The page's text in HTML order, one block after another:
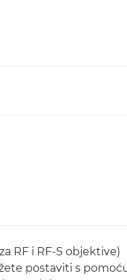
RF i RF-S objektive)
postaviti s